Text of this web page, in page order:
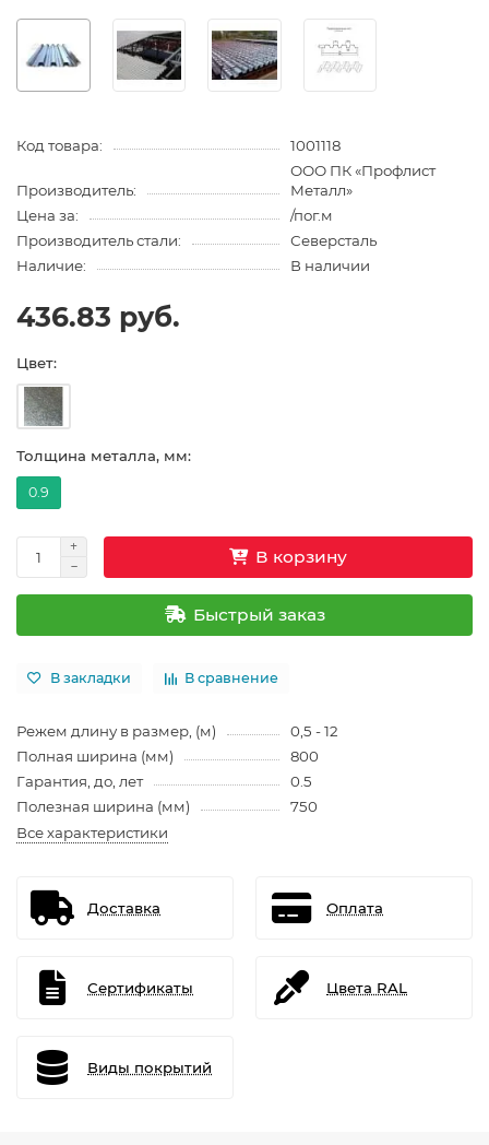
Код товара: 1001118
Производитель:
ООО ПК «Профлист
Металл»
Цена за:
/пог.м
Производитель стали:
Северсталь
Наличие:
В наличии
436.83 руб.
Цвет:
Толщина металла, мм:
0.9
В корзину
Быстрый заказ
В закладки В сравнение
Режем длину в размер, (м)
0,5 - 12
Полная ширина (мм)
800
Гарантия, до, лет
0.5
Полезная ширина (мм)
750
Все характеристики
Доставка Оплата
Сертификаты Цвета RAL
Виды покрытий